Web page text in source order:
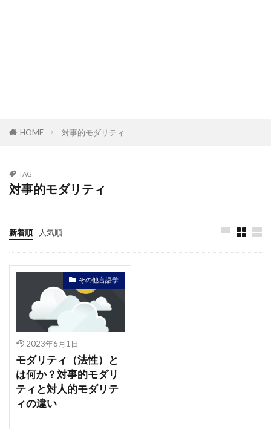
HOME 対事的モダリティ
TAG
対事的モダリティ
新着順 人気順
その他言語学
2023年6月1日
モダリティ（法性）と
は何か？対事的モダリ
ティと対人的モダリテ
ィの違い